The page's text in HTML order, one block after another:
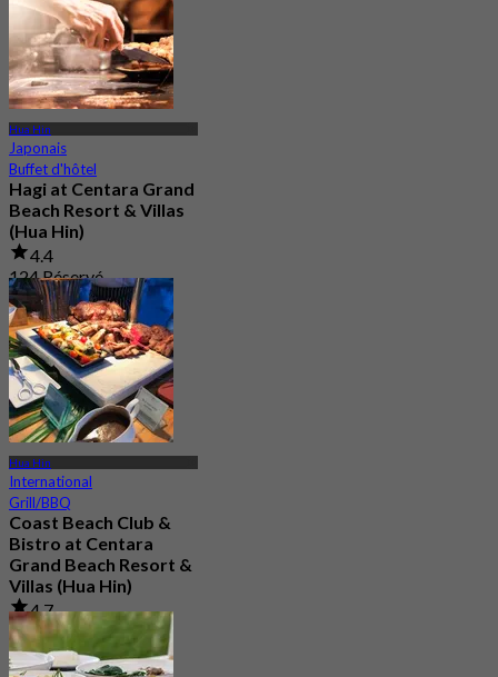
Hua Hin
Japonais
Buffet d'hôtel
Hagi at Centara Grand
Beach Resort & Villas
(Hua Hin)
4.4
124 Réservé
De฿ 747.5
Hua Hin
International
Grill/BBQ
Coast Beach Club &
Bistro at Centara
Grand Beach Resort &
Villas (Hua Hin)
4.7
357 Réservé
De฿ 615